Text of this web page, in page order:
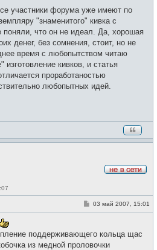
т
б
щ
н
и
участники форума уже имеют по
"знаменитого" кивка с
поняли, что он не идеал. Да, хорошая
денег, без сомнения, стоит, но не
время с любопытством читаю
изготовление кивков, и статья
проработаностью
любопытных идей.
е
т
С
щ
н
03 май 2007, 15:01
поддерживающего кольца щас
из медной проловочки